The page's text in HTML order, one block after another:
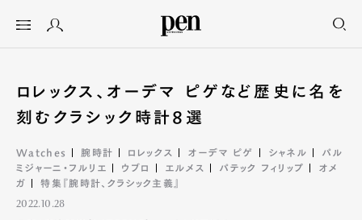
ロレックス、オーデマ ピゲなど歴史に名を
刻むクラシック時計8選
Watches 腕時計 ロレックス オーデマ ピゲ シャネル
パル
ミジャーニ・フルリエ
ウブロ エルメス パテック フィリップ
オメ
ガ
特集『腕時計、クラシック主義』
2022.10.28